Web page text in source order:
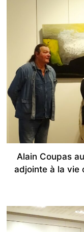
Alain Coupas
adjointe à la vie